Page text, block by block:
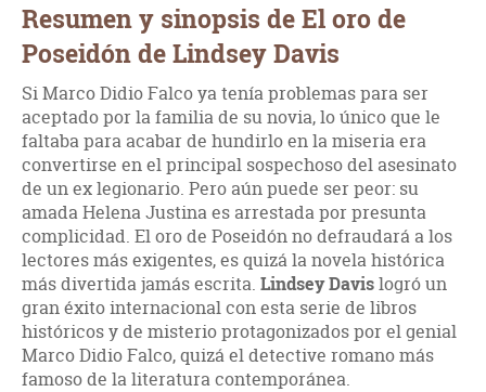
Resumen y sinopsis de El oro de
Poseidón de Lindsey Davis
Si Marco Didio Falco ya tenía problemas para ser
aceptado por la familia de su novia, lo único que le
faltaba para acabar de hundirlo en la miseria era
convertirse en el principal sospechoso del asesinato
de un ex legionario. Pero aún puede ser peor: su
amada Helena Justina es arrestada por presunta
complicidad. El oro de Poseidón no defraudará a los
lectores más exigentes, es quizá la novela histórica
más divertida jamás escrita. Lindsey Davislogró un
gran éxito internacional con esta serie de libros
históricos y de misterio protagonizados por el genial
Marco Didio Falco, quizá el detective romano más
famoso de la literatura contemporánea.